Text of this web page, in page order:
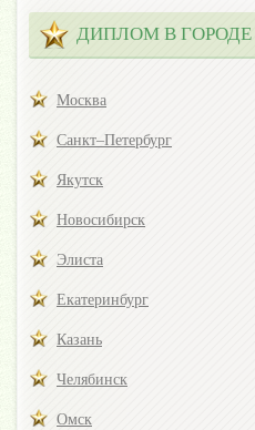
ДИПЛОМ В ГОРОДЕ
Москва
Санкт–Петербург
Якутск
Новосибирск
Элиста
Екатеринбург
Казань
Челябинск
Омск